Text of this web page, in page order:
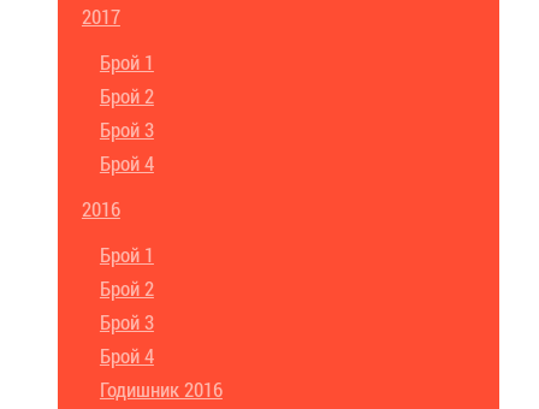
2017
Брой 1
Брой 2
Брой 3
Брой 4
2016
Брой 1
Брой 2
Брой 3
Брой 4
Годишник 2016